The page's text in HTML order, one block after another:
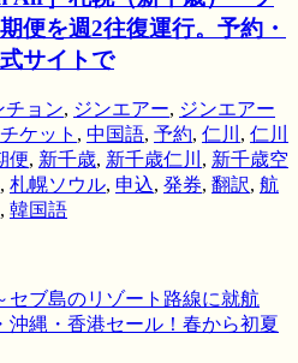
便を週2往復運行。予約・
サイトで
チョン, ジンエアー, ジンエアー
チケット , 中国語, 予約, 仁川 , 仁川
便, 新千歳, 新千歳仁川 , 新千歳空
, 札幌ソウル, 申込, 発券, 翻訳, 航
, 韓国語
セブ島のリゾート路線に就航
沖縄・香港セール！春から初夏